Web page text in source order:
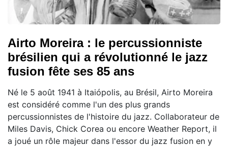
Airto Moreira : le percussionniste
brésilien qui a révolutionné le jazz
fusion fête ses 85 ans
Né le 5 août 1941 à Itaiópolis, au Brésil, Airto Moreira
est considéré comme l'un des plus grands
percussionnistes de l'histoire du jazz. Collaborateur de
Miles Davis, Chick Corea ou encore Weather Report, il
a joué un rôle majeur dans l'essor du jazz fusion en y